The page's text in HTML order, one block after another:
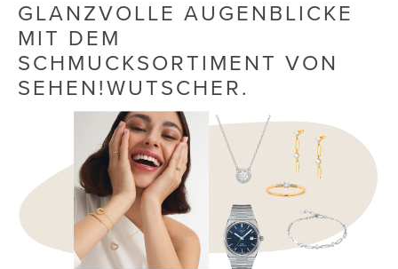
Brigitta Nemeth Art
CUBE
Dominic Marcus Singer
Dominique Scharax – Move Mind Breath
Dr. Albert Fuchs
Élan Flow
GLANZVOLLE AUGENBLICKE
MIT DEM
SCHMUCKSORTIMENT VON
SEHEN!WUTSCHER.